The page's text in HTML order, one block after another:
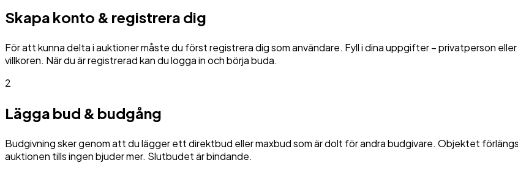
Skapa konto & registrera dig
För att kunna delta i auktioner måste du först registrera dig som användare. Fyll i dina uppgifter – privatperson
villkoren. När du är registrerad kan du logga in och börja buda.
2
Lägga bud & budgång
Budgivning sker genom att du lägger ett direktbud eller maxbud som är dolt för andra budgivare. Objektet
auktionen tills ingen bjuder mer. Slutbudet är bindande.